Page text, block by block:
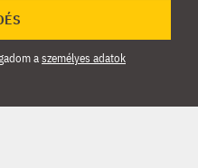
aszemélyes adatok